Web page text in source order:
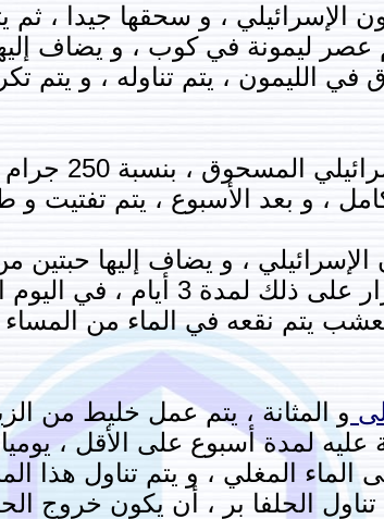
الإسرائيلي ، و سحقها جيدا ،
عصر ليمونة في كوب ، و يضاف
، و بعد الأسبوع ، يتم تفتيت و
، و يضاف إليها حبتين
الريق أثناء الفوران ، و يتم
يتم نقعه في الماء من
و المثانة ، يتم عمل خليط من
عليه لمدة أسبوع على الأقل ،
الماء المغلي ، و يتم تناول هذا
الحلفا بر ، أن يكون خروج